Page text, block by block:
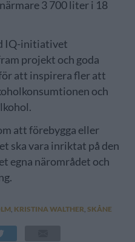
3 700 liter i 18
IQ-initiativet
projekt och goda
att inspirera fler att
och
att förebygga eller
ska vara inriktat på den
egna närområdet och
, KRISTINA WALTHER SKÅNE